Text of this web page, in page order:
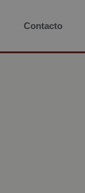
Contacto